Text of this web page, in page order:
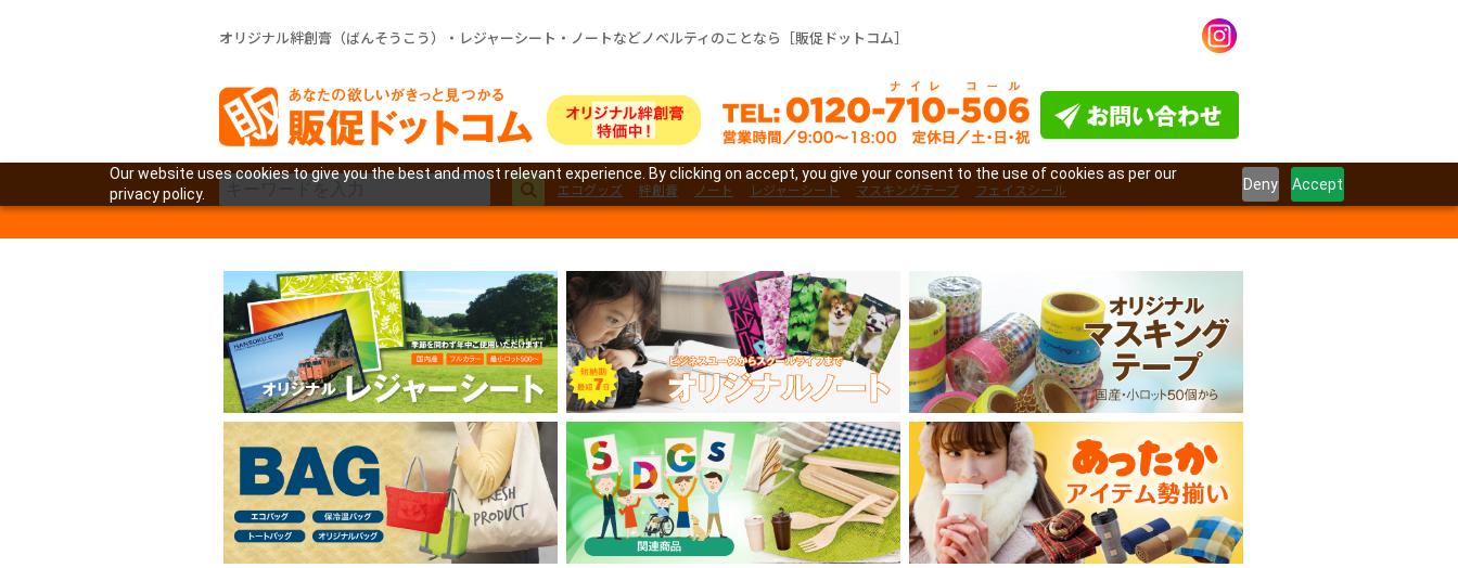
Our website uses cookies to give you the best and most relevant experience. By clicking on accept, you give your consent to the use of cookies as per our
privacy policy.
Deny Accept
オリジナル絆創膏（ばんそうこう）・レジャーシート・ノートなどノベルティのことなら［販促ドットコム］
エコグッズ 絆創膏 ノート レジャーシート マスキングテープ フェイスシール